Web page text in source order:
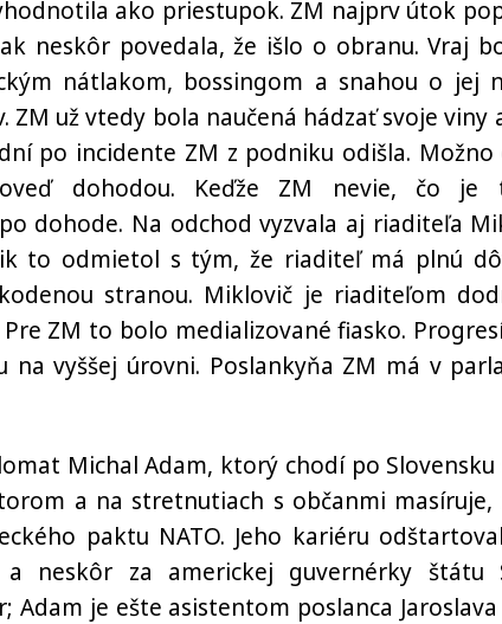
ako priestupok. ZM najprv útok
neskôr povedala, že išlo o obranu.Vraj
nátlakom, bossingom a snahou o jej
už vtedy bola naučená hádzať svoje viny
po incidente ZM z podniku odišla. Možno
dohodou. Keďže ZM nevie, čo je
dohode. Na odchod vyzvala aj riaditeľa
to odmietol s tým, že riaditeľ má plnú
stranou. Miklovič je riaditeľom
ZM to bolo medializované fiasko.
na vyššej úrovni. Poslankyňa ZM má v
Michal Adam, ktorý chodí po Slovensku
a na stretnutiach s občanmi masíruje,
paktu NATO. Jeho kariéru
neskôr za americkej guvernérky štátu
Adam je ešte asistentom poslanca Jaroslava